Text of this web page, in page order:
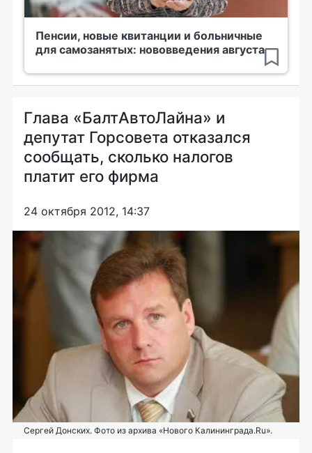
Пенсии, новые квитанции и больничные
для самозанятых: нововведения августа
Глава «БалтАвтоЛайна» и
депутат Горсовета отказался
сообщать, сколько налогов
платит его фирма
24 октября 2012, 14:37
Сергей Донских. Фото из архива «Нового Калининграда.Ru».